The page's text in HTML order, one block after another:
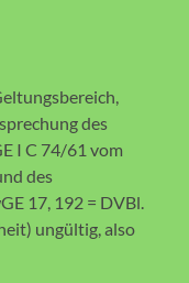
des
I C 74/61 vom
des
17, 192 = DVBl.
ungültig, also